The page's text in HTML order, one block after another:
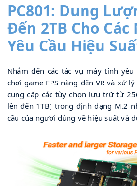
PC801: Dung
Đến 2TB Cho
Yêu Cầu Hiệu
Nhắm đến các tác vụ máy tính
chơi game FPS nặng đến VR và xử
cung cấp các tùy chọn lưu trữ từ
lên đến 1TB) trong định dạng M.2
cầu của người dùng về hiệu suất và